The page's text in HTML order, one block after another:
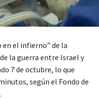
en el infierno” de la
la guerra entre Israel y
7 de octubre, lo que
según el Fondo de